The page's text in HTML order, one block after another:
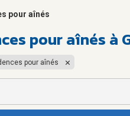
pour aînés
pour aînés à
pour aînés